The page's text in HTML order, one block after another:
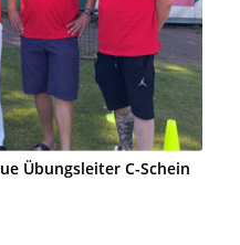
Übungsleiter C-Schein